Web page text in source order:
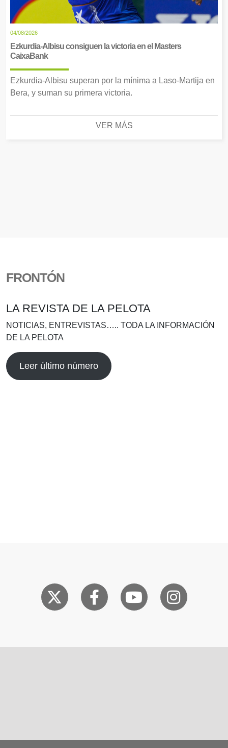
04/08/2026
Ezkurdia-Albisu consiguen la victoria en el Masters
CaixaBank
Ezkurdia-Albisu superan por la mínima a Laso-Martija en
Bera, y suman su primera victoria.
VER MÁS
FRONTÓN
LA REVISTA DE LA PELOTA
NOTICIAS, ENTREVISTAS….. TODA LA INFORMACIÓN
DE LA PELOTA
Leer último número